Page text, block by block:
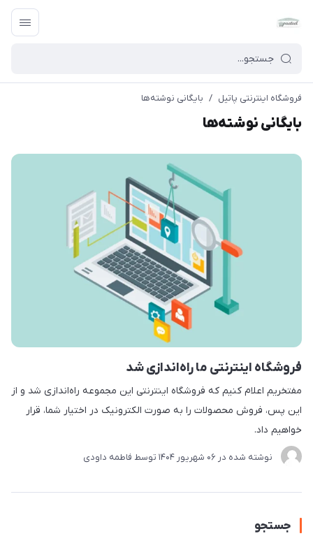
فروشگاه اینترنتی پاتیل / بایگانی نوشته‌ها
بایگانی نوشته‌ها
فروشگاه اینترنتی ما راه‌اندازی شد
مفتخریم اعلام کنیم که فروشگاه اینترنتی این مجموعه راه‌اندازی شد و از
این پس، فروش محصولات را به صورت الکترونیک در اختیار شما، قرار
خواهیم داد.
نوشته شده در 06 شهریور 1404 توسط فاطمه داودی
جستجو